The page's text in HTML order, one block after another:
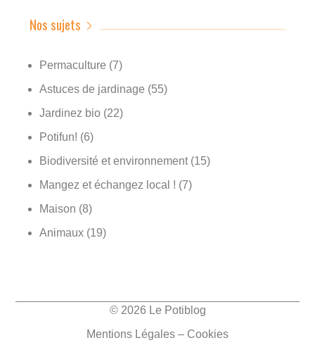
Nos sujets
Permaculture (7)
Astuces de jardinage (55)
Jardinez bio (22)
Potifun! (6)
Biodiversité et environnement(15)
Mangez et échangez local ! (7)
Maison (8)
Animaux (19)
© 2026 Le Potiblog
Mentions Légales – Cookies